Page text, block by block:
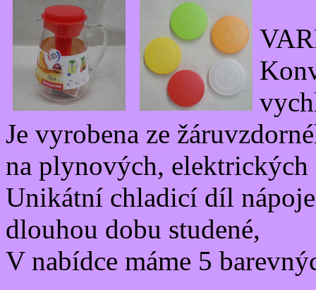
Je vyrobena ze
na plynových,
Unikátní chladicí díl
dlouhou dobu studené,
V nabídce máme 5